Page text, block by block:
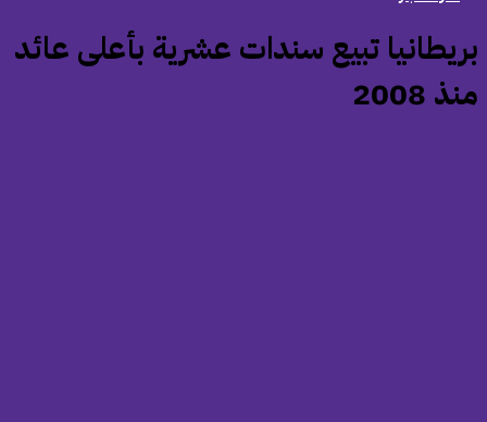
تبيع سندات عشرية بأعلى عائد
2008